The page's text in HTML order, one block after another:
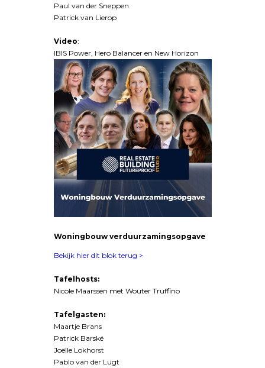
Paul van der Sneppen
Patrick van Lierop
Video:
IBIS Power, Hero Balancer en New Horizon
Woningbouw verduurzamingsopgave
Bekijk hier dit blok terug >
Tafelhosts:
Nicole Maarssen met Wouter Truffino
Tafelgasten:
Maartje Brans
Patrick Barské
Joëlle Lokhorst
Pablo van der Lugt